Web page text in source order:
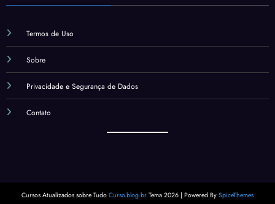
Termos de Uso
Sobre
Privacidade e Segurança de Dados
Contato
Cursos Atualizados sobre Tudo Curso.blog.br Tema 2026 | Powered By SpiceThemes